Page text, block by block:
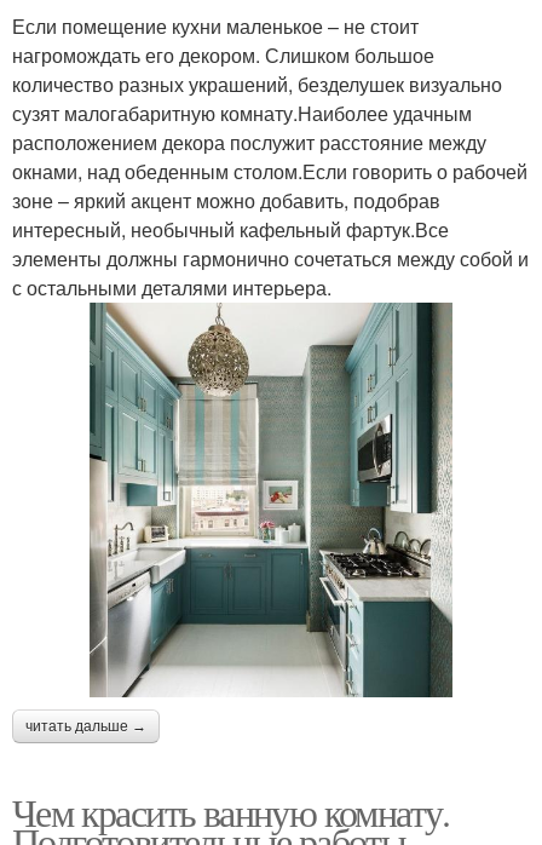
Если помещение кухни маленькое – не стоит
нагромождать его декором. Слишком большое
количество разных украшений, безделушек визуально
сузят малогабаритную комнату.Наиболее удачным
расположением декора послужит расстояние между
окнами, над обеденным столом.Если говорить о рабочей
зоне – яркий акцент можно добавить, подобрав
интересный, необычный кафельный фартук.Все
элементы должны гармонично сочетаться между собой и
с остальными деталями интерьера.
читать дальше →
Чем красить ванную комнату.